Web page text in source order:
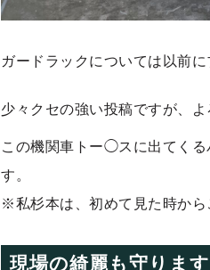
ガードラックについては以前
少々クセの強い投稿ですが、
この機関車トー◯スに出てく
す。
※私杉本は、初めて見た時か
現場の綺麗も守ります